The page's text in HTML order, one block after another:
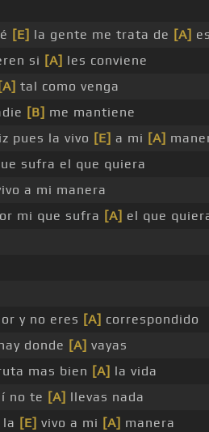
[E] la gente me trata de [A]
si [A] les conviene
[A] tal como venga
[B] me mantiene
pues la vivo [E] a mi [A]
sufra el que quiera
a mi manera
mi que sufra [A] el que
y no eres [A] correspondido
donde [A] vayas
mas bien [A] la vida
no te [A] llevas nada
[E] vivo a mi [A] manera